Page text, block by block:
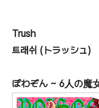
Trush
트래쉬 (トラッシュ)
ぽわぞん ~ 6人の魔